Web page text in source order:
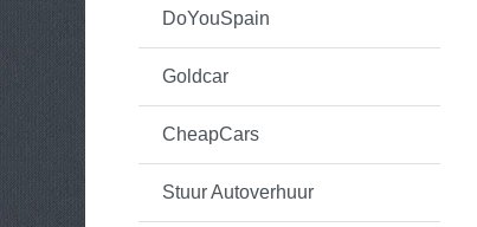
DoYouSpain
Goldcar
CheapCars
Stuur Autoverhuur